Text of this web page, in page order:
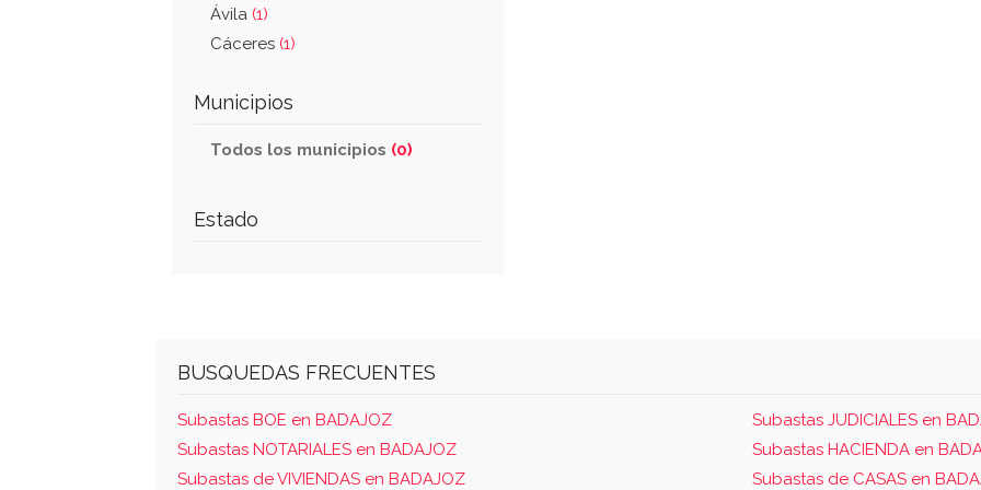
Ávila (1)
Cáceres (1)
Municipios
Todos los municipios (0)
Estado
BUSQUEDAS FRECUENTES
Subastas BOE en BADAJOZ
Subastas JUDICIALES en
Subastas NOTARIALES en BADAJOZ
Subastas HACIENDA en
Subastas de VIVIENDAS en BADAJOZ
Subastas de CASAS en